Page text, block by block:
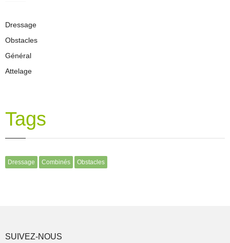
Dressage
Obstacles
Général
Attelage
Tags
Dressage Combinés Obstacles
SUIVEZ-NOUS